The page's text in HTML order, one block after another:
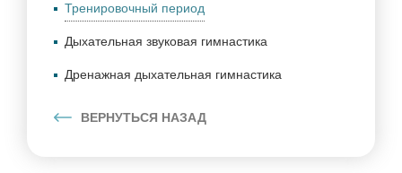
Тренировочный период
Дыхательная звуковая гимнастика
Дренажная дыхательная гимнастика
ВЕРНУТЬСЯ НАЗАД